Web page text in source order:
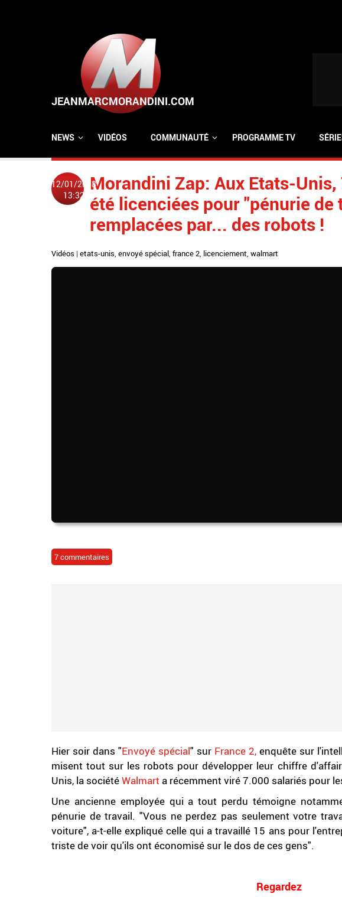
NEWS VIDÉOS COMMUNAUTÉ PROGRAMME TV
12/01/2018
13:32
Morandini Zap: Aux Etats-
été licenciées pour "pénurie de
remplacées par... des robots !
Vidéos | etats-unis, envoyé spécial, france 2, licenciement, walmart
7 commentaires
Hier soir dans "Envoyé spécial" sur France 2, enquête sur
misent tout sur les robots pour développer leur chiffre
Unis, la sociétéWalmart a récemment viré 7.000 salariés pour
Une ancienne employée qui a tout perdu témoigne
pénurie de travail. "Vous ne perdez pas seulement votre
voiture", a-t-elle expliqué celle qui a travaillé 15 ans pour
triste de voir qu'ils ont économisé sur le dos de ces gens".
Regardez